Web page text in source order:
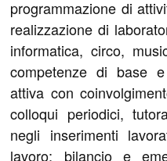
programmazione di
realizzazione di
informatica, circo,
competenze di base
attiva con
colloqui periodici,
negli inserimenti
lavoro; bilancio e